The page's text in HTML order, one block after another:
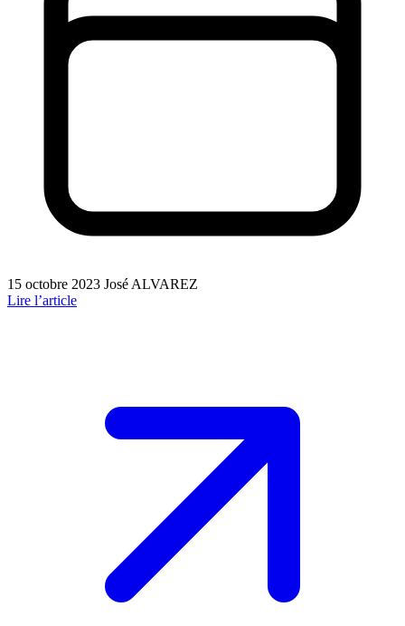
15 octobre 2023 José ALVAREZ
Lire l’article